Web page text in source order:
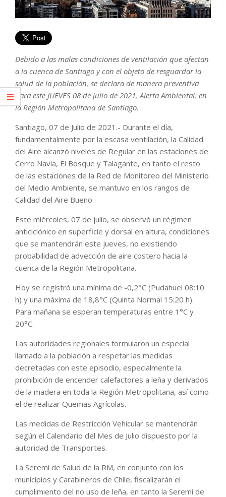
Debido a las malas condiciones de ventilación que afectan
a la cuenca de Santiago y con el objeto de resguardar la
salud de la población, se declara de manera preventiva
para este JUEVES 08 de julio de 2021, Alerta Ambiental, en
la Región Metropolitana de Santiago.
Santiago, 07 de Julio de 2021.- Durante el día,
fundamentalmente por la escasa ventilación, la Calidad
del Aire alcanzó niveles de Regular en las estaciones de
Cerro Navia, El Bosque y Talagante, en tanto el resto
de las estaciones de la Red de Monitoreo del Ministerio
del Medio Ambiente, se mantuvo en los rangos de
Calidad del Aire Bueno.
Este miércoles, 07 de julio, se observó un régimen
anticiclónico en superficie y dorsal en altura, condiciones
que se mantendrán este jueves, no existiendo
probabilidad de advección de aire costero hacia la
cuenca de la Región Metropolitana.
Hoy se registró una mínima de -0,2°C (Pudahuel 08:10
h) y una máxima de 18,8°C (Quinta Normal 15:20 h).
Para mañana se esperan temperaturas entre 1°C y
20°C.
Las autoridades regionales formularon un especial
llamado a la población a respetar las medidas
decretadas con este episodio, especialmente la
prohibición de encender calefactores a leña y derivados
de la madera en toda la Región Metropolitana, así como
el de realizar Quemas Agrícolas.
Las medidas de Restricción Vehicular se mantendrán
según el Calendario del Mes de Julio dispuesto por la
autoridad de Transportes.
La Seremi de Salud de la RM, en conjunto con los
municipios y Carabineros de Chile, fiscalizarán el
cumplimiento del no uso de leña, en tanto la Seremi de